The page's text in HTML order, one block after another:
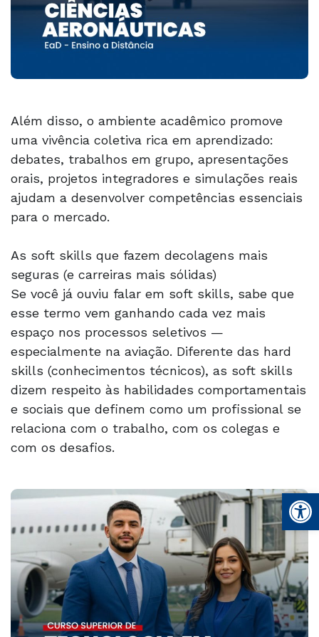
Além disso, o ambiente acadêmico promove
uma vivência coletiva rica em aprendizado:
debates, trabalhos em grupo, apresentações
orais, projetos integradores e simulações reais
ajudam a desenvolver competências essenciais
para o mercado.
As soft skills que fazem decolagens mais
seguras (e carreiras mais sólidas)
Se você já ouviu falar em soft skills, sabe que
esse termo vem ganhando cada vez mais
espaço nos processos seletivos —
especialmente na aviação. Diferente das hard
skills (conhecimentos técnicos), as soft skills
dizem respeito às habilidades comportamentais
e sociais que definem como um profissional se
relaciona com o trabalho, com os colegas e
com os desafios.